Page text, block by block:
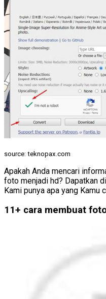
source: teknopax.com
Apakah Anda mencari
foto menjadi hd? Dapatkan
Kami punya apa yang Kamu
11+ cara membuat